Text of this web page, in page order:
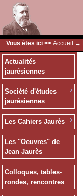
Vous êtes ici >> Accueil →
Actualités
jaurésiennes
Société d'études
jaurésiennes
Les Cahiers Jaurès
Les "Oeuvres" de
Jean Jaurès
Colloques, tables-
rondes, rencontres